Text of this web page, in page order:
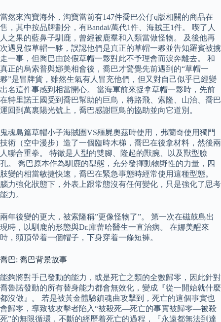
當然來淘寶海外，淘寶當前有147件喬巴公仔q版相關的商品在
售，其中按品牌劃分，有Bandai/萬代1件、海賊王1件。 喫了人
人之果的藍鼻子馴鹿，曾經被鹿羣和入類當做怪物。 及後他再
次遇見假草帽一夥，誤認他們是真正的草帽一夥並告知羅賓被擄
走一事，但喬巴由於假草帽一夥對此不予理會而淚奔離去。 和
真正的烏索普與娜美相會後，喬巴才驚覺先前遇到的“草帽一
夥”是冒牌貨，雖然生氣有人冒充他們，但又對自己似乎已經變
出名這件事感到相當開心。 當海軍前來捉拿草帽一夥時，先前
在特里諾王國受到喬巴幫助的巨鳥，將路飛、索隆、山治、喬巴
運回到萬裏陽光號上，喬巴感謝巨鳥的協助並向它道別。
鬼魂島篇草帽小子海賊團VS殭屍奧茲時使用，弗蘭奇使用獨門
技術（空中漫步）造了一個臨時木梯，喬巴在後拿材料，然後兩
人聯合重拳。 特徵是人型的雙腳、隆起的獸腕、以及獸型臉
孔。 喬巴原本作為馴鹿的型態，充分發揮動物野性的力量，四
肢變的相當敏捷快速，喬巴在緊急事態時經常使用這種型態。
腦力強化狀態下，外表上跟常態沒有任何變化，只是強化了思考
能力。
兩年後變的更大，被索隆稱”更像怪物了”。 第一次在磁鼓島出
現時，以馴鹿的形態與Dr.庫蕾哈醫生一直治病。 在娜美醒來
時，頭頂帶着一個帽子，下身穿着一條短褲。
喬巴: 喬巴背景故事
能夠將對手已發動的能力，或是死亡之類的全數歸零，因此針對
喬魯諾發動的所有替身能力都會無效化，變成『從一開始就什麼
都沒做』。 若是被黃金體驗鎮魂曲攻擊到，死亡的這個事實也
會歸零，導致被攻擊者陷入“被殺死—死亡的事實被歸零—被殺
死”的無限循環，不斷的經歷着死亡的過程，『永遠都無法到達